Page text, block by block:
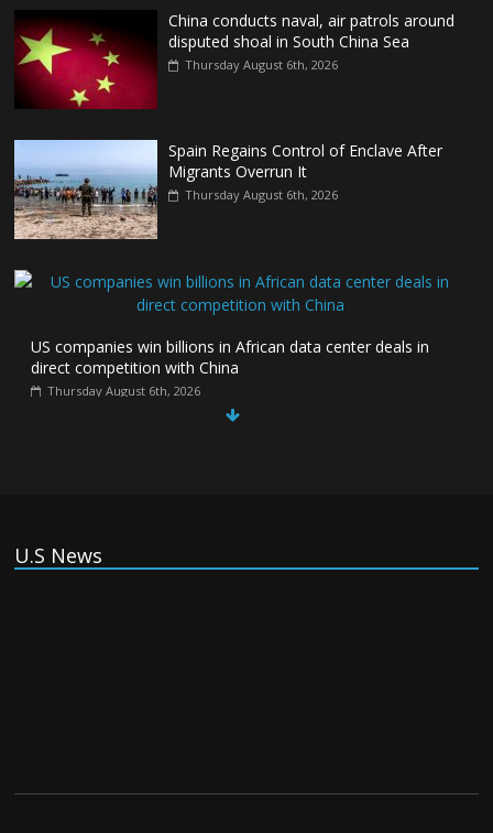
China conducts naval, air patrols around
disputed shoal in South China Sea
Thursday August 6th, 2026
Spain Regains Control of Enclave After
Migrants Overrun It
Thursday August 6th, 2026
US companies win billions in African data center deals in
direct competition with China
Thursday August 6th, 2026
(Tiếng Việt) VinFast mất 400 triệu USD
U.S News